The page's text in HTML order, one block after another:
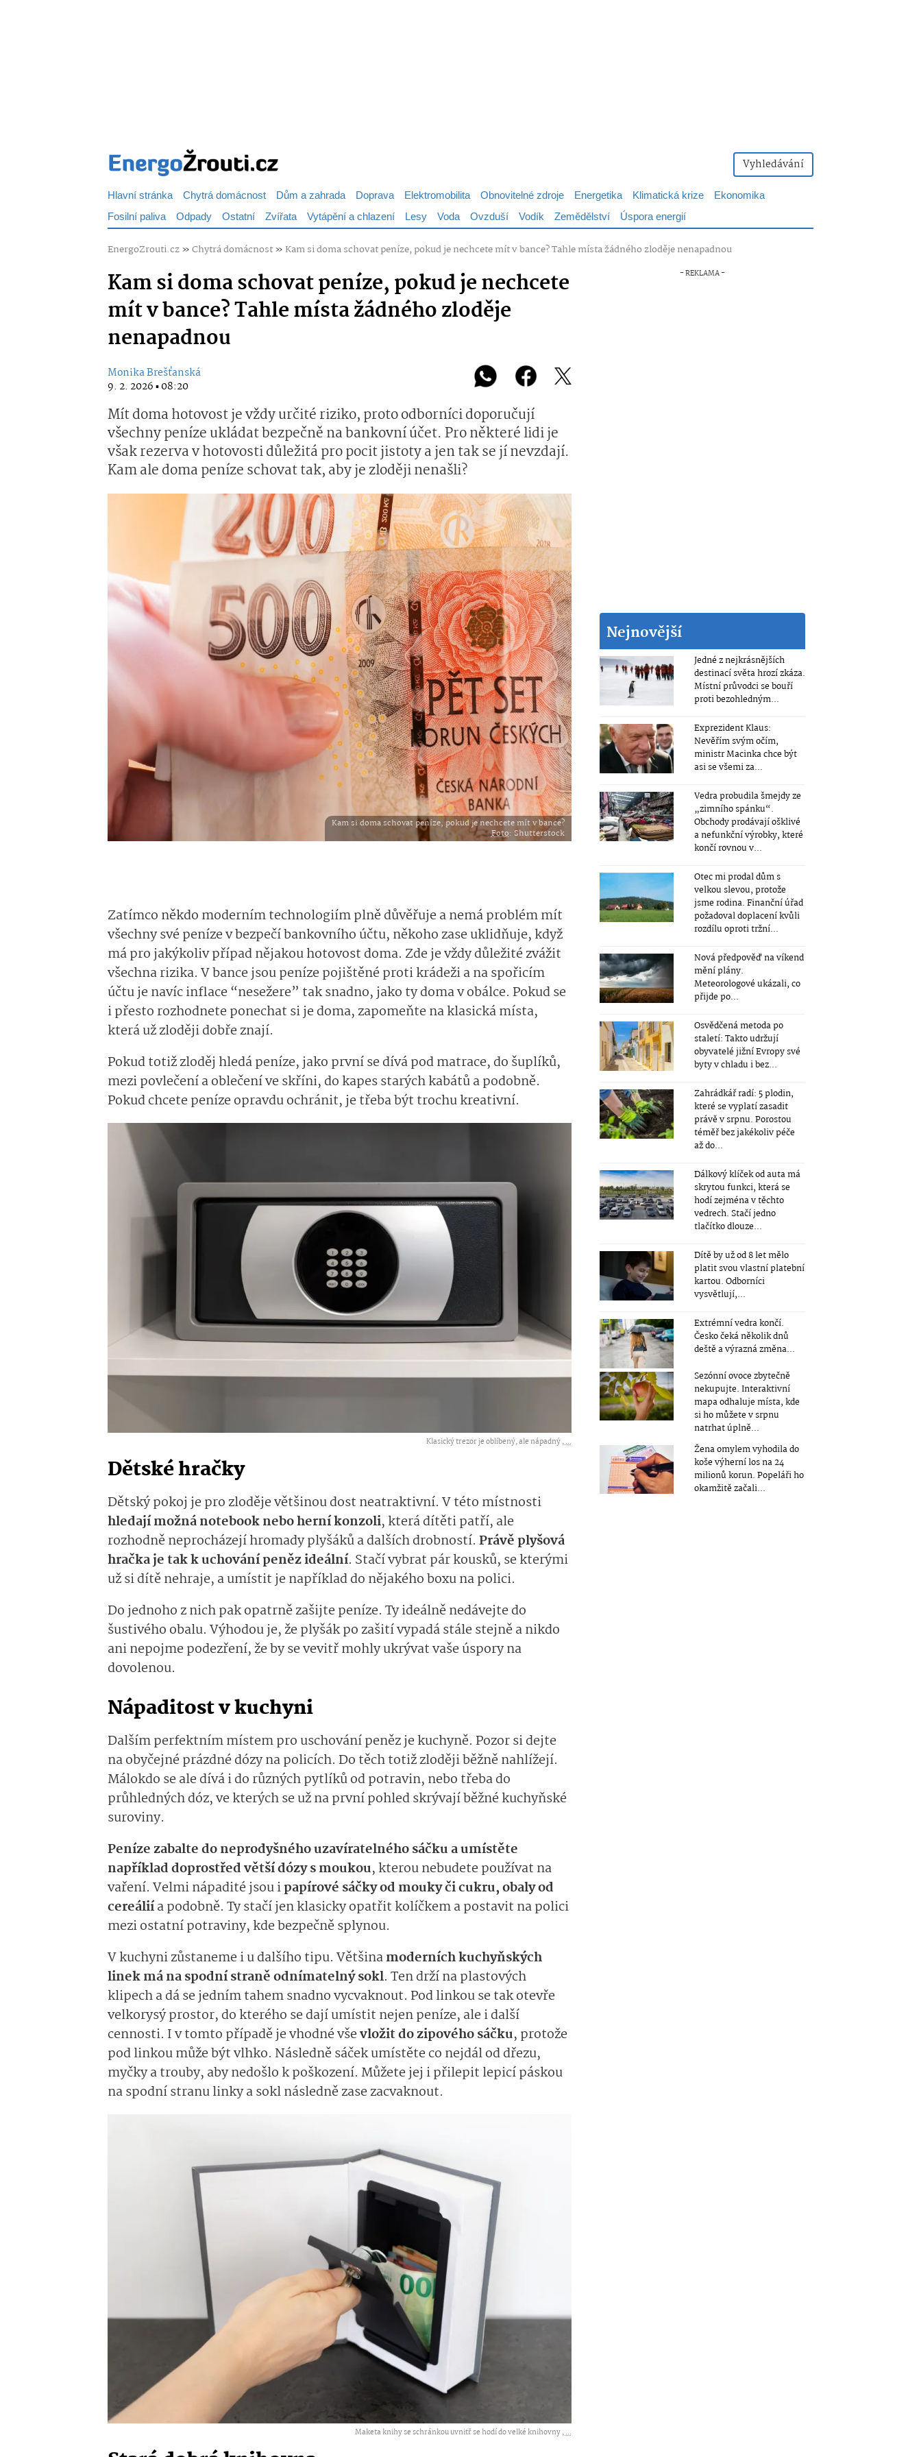
Vyhledávání
Hlavní stránka Chytrá domácnost Dům a zahrada Doprava Elektromobilita Obnovitelné zdroje Energetika Klimatická krize
Ekonomika
Fosilní paliva Odpady Ostatní Zvířata Vytápění a chlazení Lesy Voda Ovzduší Vodík Zemědělství Úspora energií
EnergoZrouti.cz»Chytrá domácnost»Kam si doma schovat peníze, pokud je nechcete mít v bance? Tahle místa žádného zloděje nenapadnou
Kam si doma schovat peníze, pokud je nechcete
mít v bance? Tahle místa žádného zloděje
nenapadnou
Monika Brešťanská
9. 2. 2026 ▪ 08:20
Mít doma hotovost je vždy určité riziko, proto odborníci doporučují
všechny peníze ukládat bezpečně na bankovní účet. Pro některé lidi je
však rezerva v hotovosti důležitá pro pocit jistoty a jen tak se jí nevzdají.
Kam ale doma peníze schovat tak, aby je zloději nenašli?
Kam si doma schovat peníze, pokud je nechcete mít v bance?
Foto: Shutterstock
Zatímco někdo moderním technologiím plně důvěřuje a nemá problém mít
všechny své peníze v bezpečí bankovního účtu, někoho zase uklidňuje, když
má pro jakýkoliv případ nějakou hotovost doma. Zde je vždy důležité zvážit
všechna rizika. V bance jsou peníze pojištěné proti krádeži a na spořicím
účtu je navíc inflace “nesežere” tak snadno, jako ty doma v obálce. Pokud se
i přesto rozhodnete ponechat si je doma, zapomeňte na klasická místa,
která už zloději dobře znají.
Pokud totiž zloděj hledá peníze, jako první se dívá pod matrace, do šuplíků,
mezi povlečení a oblečení ve skříni, do kapes starých kabátů a podobně.
Pokud chcete peníze opravdu ochránit, je třeba být trochu kreativní.
Klasický trezor je oblíbený, ale nápadný ,...
Dětské hračky
Dětský pokoj je pro zloděje většinou dost neatraktivní. V této místnosti
hledají možná notebook nebo herní konzoli, která dítěti patří, ale
rozhodně neprocházejí hromady plyšáků a dalších drobností. Právě plyšová
hračka je tak k uchování peněz ideální. Stačí vybrat pár kousků, se kterými
už si dítě nehraje, a umístit je například do nějakého boxu na polici.
Do jednoho z nich pak opatrně zašijte peníze. Ty ideálně nedávejte do
šustivého obalu. Výhodou je, že plyšák po zašití vypadá stále stejně a nikdo
ani nepojme podezření, že by se vevitř mohly ukrývat vaše úspory na
dovolenou.
Nápaditost v kuchyni
Dalším perfektním místem pro uschování peněz je kuchyně. Pozor si dejte
na obyčejné prázdné dózy na policích. Do těch totiž zloději běžně nahlížejí.
Málokdo se ale dívá i do různých pytlíků od potravin, nebo třeba do
průhledných dóz, ve kterých se už na první pohled skrývají běžné kuchyňské
suroviny.
Peníze zabalte do neprodyšného uzavíratelného sáčku a umístěte
například doprostřed větší dózy s moukou, kterou nebudete používat na
vaření. Velmi nápadité jsou ipapírové sáčky od mouky či cukru, obaly od
cereáliía podobně. Ty stačí jen klasicky opatřit kolíčkem a postavit na polici
mezi ostatní potraviny, kde bezpečně splynou.
V kuchyni zůstaneme i u dalšího tipu. Většinamoderních kuchyňských
linek má na spodní straně odnímatelný sokl. Ten drží na plastových
klipech a dá se jedním tahem snadno vycvaknout. Pod linkou se tak otevře
velkorysý prostor, do kterého se dají umístit nejen peníze, ale i další
cennosti. I v tomto případě je vhodné vševložit do zipového sáčku, protože
pod linkou může být vlhko. Následně sáček umístěte co nejdál od dřezu,
myčky a trouby, aby nedošlo k poškození. Můžete jej i přilepit lepicí páskou
na spodní stranu linky a sokl následně zase zacvaknout.
Maketa knihy se schránkou uvnitř se hodí do velké knihovny ,...
Nejnovější
Jedné z nejkrásnějších
destinací světa hrozí zkáza.
Místní průvodci se bouří
proti bezohledným...
Exprezident Klaus:
Nevěřím svým očím,
ministr Macinka chce být
asi se všemi za...
Vedra probudila šmejdy ze
„zimního spánku“.
Obchody prodávají ošklivé
a nefunkční výrobky, které
končí rovnou v...
Otec mi prodal dům s
velkou slevou, protože
jsme rodina. Finanční úřad
požadoval doplacení kvůli
rozdílu oproti tržní...
Nová předpověď na víkend
mění plány.
Meteorologové ukázali, co
přijde po...
Osvědčená metoda po
staletí: Takto udržují
obyvatelé jižní Evropy své
byty v chladu i bez...
Zahrádkář radí: 5 plodin,
které se vyplatí zasadit
právě v srpnu. Porostou
téměř bez jakékoliv péče
až do...
Dálkový klíček od auta má
skrytou funkci, která se
hodí zejména v těchto
vedrech. Stačí jedno
tlačítko dlouze...
Dítě by už od 8 let mělo
platit svou vlastní platební
kartou. Odborníci
vysvětlují,...
Extrémní vedra končí.
Česko čeká několik dnů
deště a výrazná změna...
Sezónní ovoce zbytečně
nekupujte. Interaktivní
mapa odhaluje místa, kde
si ho můžete v srpnu
natrhat úplně...
Žena omylem vyhodila do
koše výherní los na 24
milionů korun. Popeláři ho
okamžitě začali...